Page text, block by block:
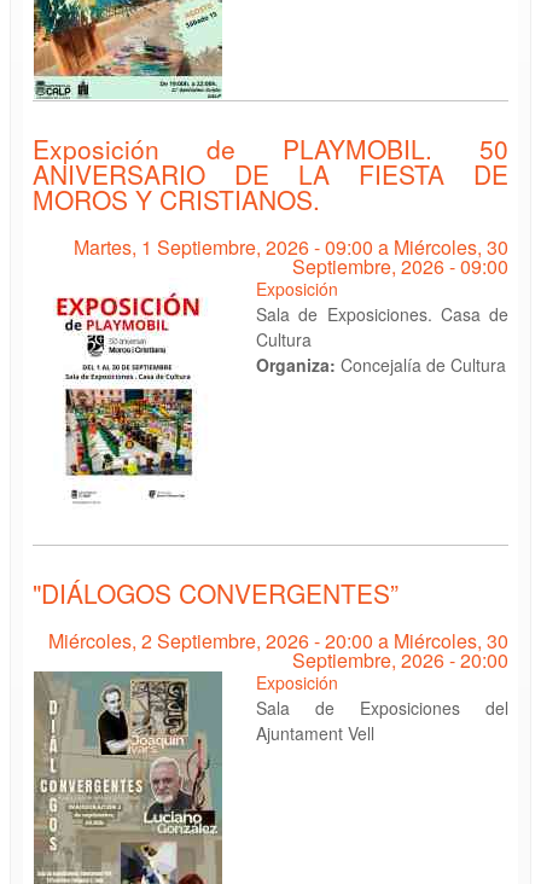
Exposición de PLAYMOBIL. 50
ANIVERSARIO DE LA FIESTA DE
MOROS Y CRISTIANOS.
Martes, 1 Septiembre, 2026 - 09:00 a Miércoles, 30
Septiembre, 2026 - 09:00
Exposición
Sala de Exposiciones. Casa de
Cultura
Organiza: Concejalía de Cultura
"DIÁLOGOS CONVERGENTES”
Miércoles, 2 Septiembre, 2026 - 20:00 a Miércoles, 30
Septiembre, 2026 - 20:00
Exposición
Sala de Exposiciones del
Ajuntament Vell